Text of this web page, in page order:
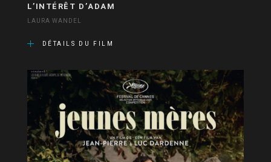
L’INTÉRÊT D’ADAM
LAURA WANDEL
DÉTAILS DU FILM